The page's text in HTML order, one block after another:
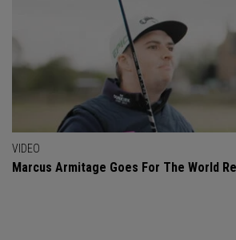
VIDEO
Marcus Armitage Goes For The World